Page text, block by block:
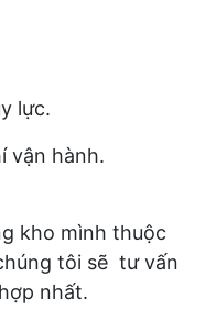
lực.
vận hành.
kho mình thuộc
tôi sẽ tư vấn
nhất.